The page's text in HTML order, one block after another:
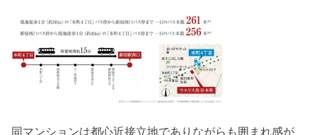
同マンションは都心近接立地でありながらも囲まれ感が